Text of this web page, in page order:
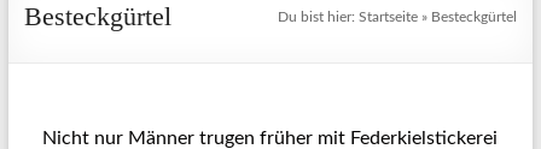
Besteckgürtel Du bist hier:Startseite » Besteckgürtel
Nicht nur Männer trugen früher mit Federkielstickerei